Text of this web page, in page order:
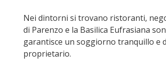
Nei dintorni si trovano ristoranti,
di Parenzo e la Basilica Eufrasiana
garantisce un soggiorno tranquillo e
proprietario.